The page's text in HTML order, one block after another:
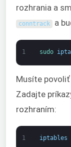
rozhrania a
conntrack a
1 sudo
Musíte povoliť
Zadajte
rozhraním:
1 iptables